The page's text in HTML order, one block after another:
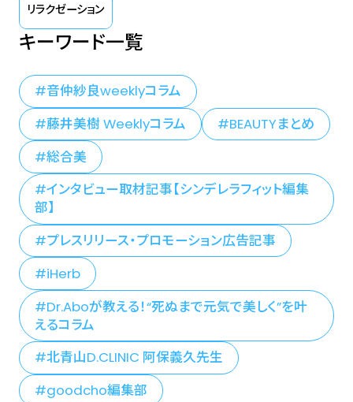
リラクゼーション
キーワード一覧
音仲紗良weeklyコラム
藤井美樹 Weeklyコラム
BEAUTYまとめ
総合美
インタビュー取材記事【シンデレラフィット編集
部】
プレスリリース・プロモーション広告記事
iHerb
Dr.Aboが教える！“死ぬまで元気で美しく”を叶
えるコラム
北青山D.CLINIC 阿保義久先生
goodcho編集部